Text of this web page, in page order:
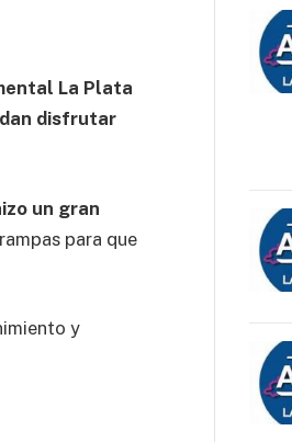
La Plata
disfrutar
un gran
para que
y